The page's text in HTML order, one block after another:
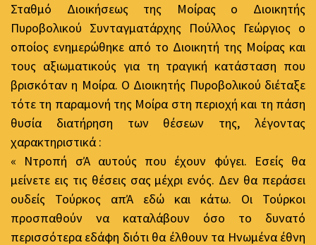
Σταθμό Διοικήσεως της Μοίρας ο Διοικητής
Πυροβολικού Συνταγματάρχης Πούλλος Γεώργιος ο
οποίος ενημερώθηκε από το Διοικητή της Μοίρας και
τους αξιωματικούς για τη τραγική κατάσταση που
βρισκόταν η Μοίρα. Ο Διοικητής Πυροβολικού διέταξε
τότε τη παραμονή της Μοίρα στη περιοχή και τη πάση
θυσία διατήρηση των θέσεων της, λέγοντας
χαρακτηριστικά :
« Ντροπή σΆ αυτούς που έχουν φύγει. Εσείς θα
μείνετε εις τις θέσεις σας μέχρι ενός. Δεν θα περάσει
ουδείς Τούρκος απΆ εδώ και κάτω. Οι Τούρκοι
προσπαθούν να καταλάβουν όσο το δυνατό
περισσότερα εδάφη διότι θα έλθουν τα Ηνωμένα έθνη